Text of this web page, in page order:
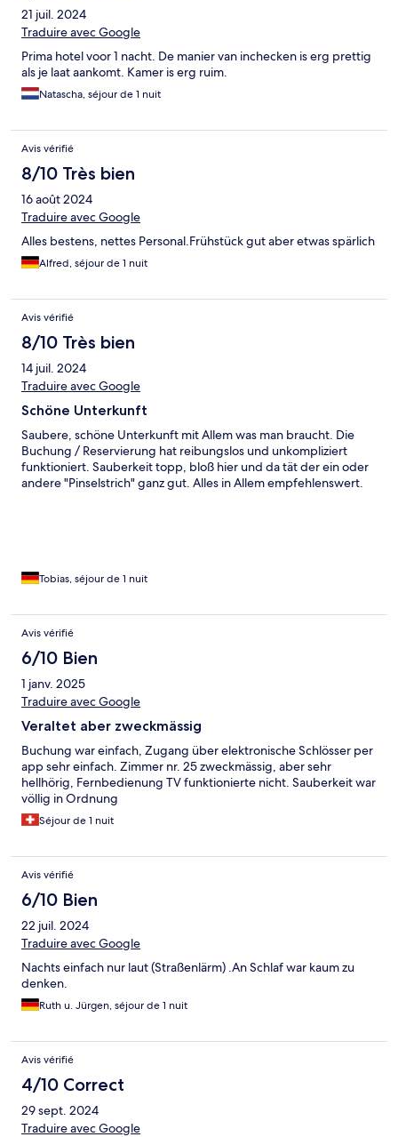
21 juil. 2024
Traduire avec Google
Prima hotel voor 1 nacht. De manier van inchecken is erg prettig
als je laat aankomt. Kamer is erg ruim.
Natascha, séjour de 1 nuit
Avis vérifié
8/10 Très bien
16 août 2024
Traduire avec Google
Alles bestens, nettes Personal.Frühstück gut aber etwas spärlich
Alfred, séjour de 1 nuit
Avis vérifié
8/10 Très bien
14 juil. 2024
Traduire avec Google
Schöne Unterkunft
Saubere, schöne Unterkunft mit Allem was man braucht. Die
Buchung / Reservierung hat reibungslos und unkompliziert
funktioniert. Sauberkeit topp, bloß hier und da tät der ein oder
andere "Pinselstrich" ganz gut. Alles in Allem empfehlenswert.
Tobias, séjour de 1 nuit
Avis vérifié
6/10 Bien
1 janv. 2025
Traduire avec Google
Veraltet aber zweckmässig
Buchung war einfach, Zugang über elektronische Schlösser per
app sehr einfach. Zimmer nr. 25 zweckmässig, aber sehr
hellhörig, Fernbedienung TV funktionierte nicht. Sauberkeit war
völlig in Ordnung
Séjour de 1 nuit
Avis vérifié
6/10 Bien
22 juil. 2024
Traduire avec Google
Nachts einfach nur laut (Straßenlärm) .An Schlaf war kaum zu
denken.
Ruth u. Jürgen, séjour de 1 nuit
Avis vérifié
4/10 Correct
29 sept. 2024
Traduire avec Google